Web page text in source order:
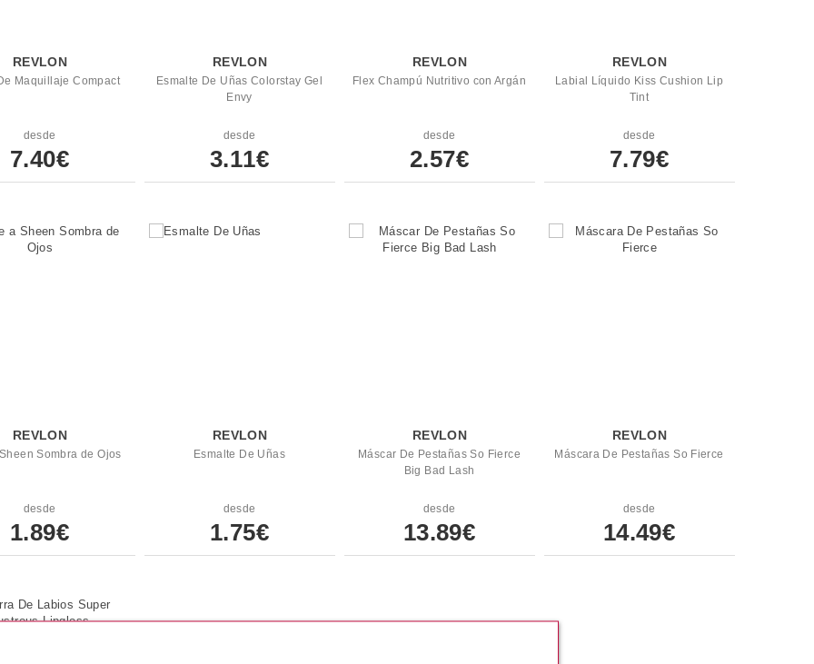
REVLON
Maquillaje Compact
desde
7.40€
REVLON
Esmalte De Uñas Colorstay Gel
Envy
desde
3.11€
REVLON
Flex Champú Nutritivo con Argán
desde
2.57€
REVLON
Labial Líquido Kiss Cushion Lip
Tint
desde
7.79€
REVLON
Sombra de Ojos
desde
1.89€
REVLON
Esmalte De Uñas
desde
1.75€
REVLON
Máscar De Pestañas So Fierce
Big Bad Lash
desde
13.89€
REVLON
Máscara De Pestañas So Fierce
desde
14.49€